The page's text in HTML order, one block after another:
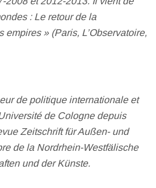
: Le retour de la
» (Paris, L’Observatoire,
de politique internationale et
de Cologne depuis
Zeitschrift für Außen- und
de la Nordrhein-Westfälische
und der Künste.